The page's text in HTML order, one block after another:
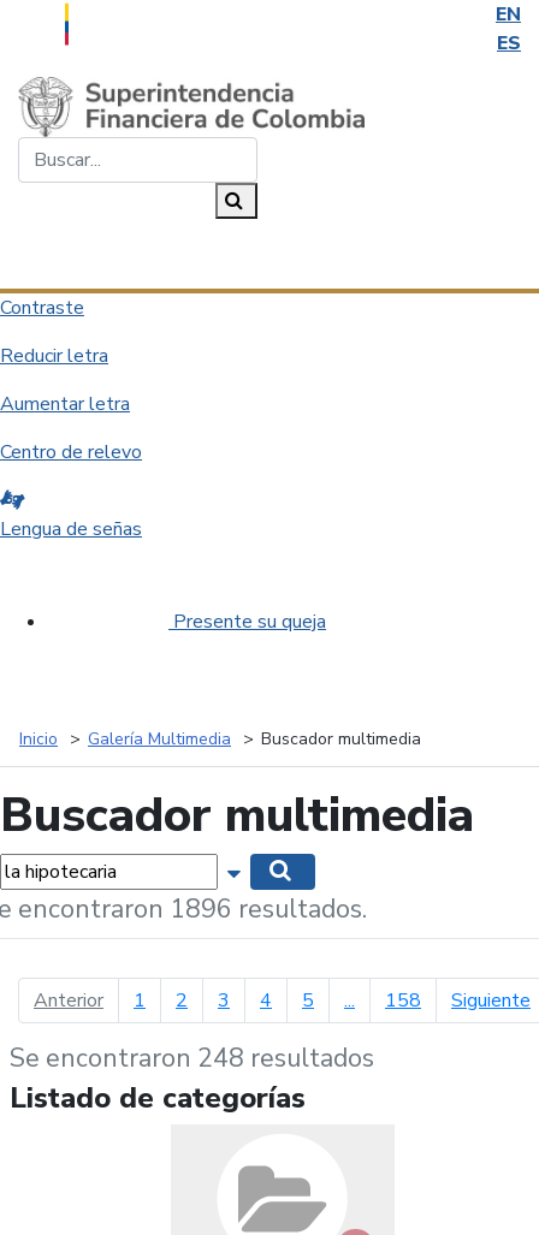
EN
ES
Saltar al contenido principal
Contraste
Reducir letra
Aumentar letra
Centro de relevo
Lengua de señas
Presente su queja
Inicio Galería Multimedia Buscador multimedia
Buscador multimedia
Mostrar opciones de búsqueda
encontraron 1896 resultados.
Anteriorpágina anterior
1 2 3 4 5 ... 158 Siguiente
Se encontraron 248 resultados
Listado de categorías